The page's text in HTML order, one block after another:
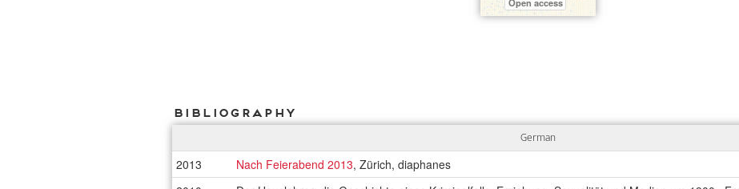
Bibliography
German
2013 Nach Feierabend 2013, Zürich, diaphanes